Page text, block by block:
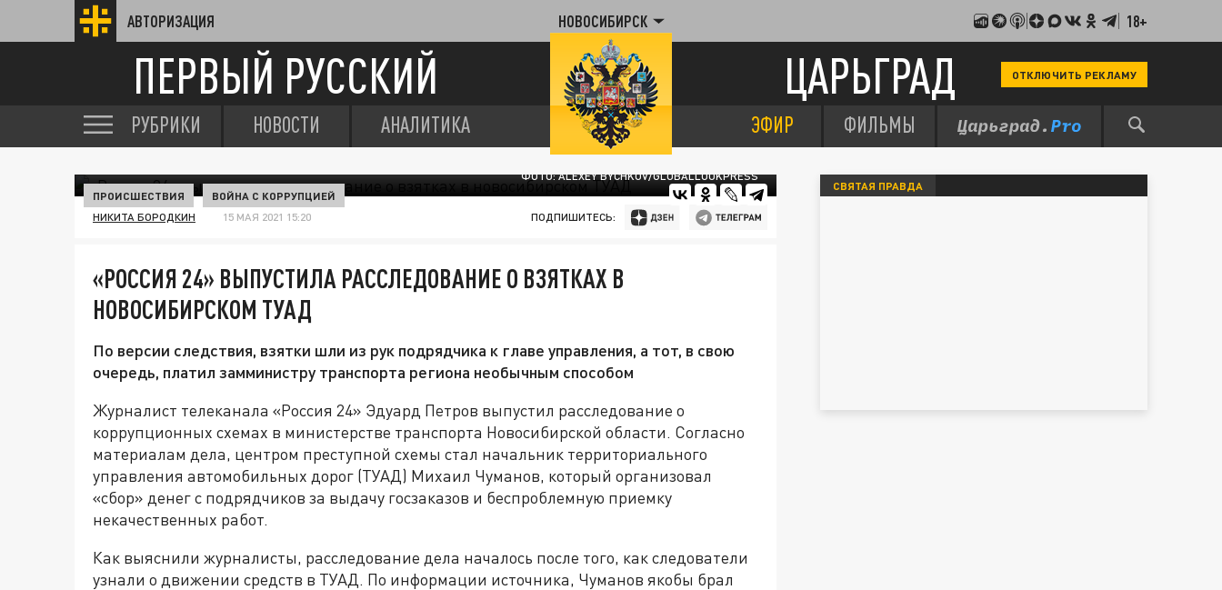
АВТОРИЗАЦИЯ НОВОСИБИРСК 18+
ПЕРВЫЙ РУССКИЙ ЦАРЬГРАД ОТКЛЮЧИТЬ РЕКЛАМУ
РУБРИКИ НОВОСТИ АНАЛИТИКА ЭФИР ФИЛЬМЫ
ФОТО: ALEXEY BYCHKOV/GLOBALLOOKPRESS
ПРОИСШЕСТВИЯ ВОЙНА С КОРРУПЦИЕЙ
НИКИТА БОРОДКИН 15 МАЯ 2021 15:20 ПОДПИШИТЕСЬ:
«РОССИЯ 24» ВЫПУСТИЛА РАССЛЕДОВАНИЕ О ВЗЯТКАХ В
НОВОСИБИРСКОМ ТУАД
По версии следствия, взятки шли из рук подрядчика к главе управления, а тот, в свою
очередь, платил замминистру транспорта региона необычным способом
Журналист телеканала «Россия 24» Эдуард Петров выпустил расследование о
коррупционных схемах в министерстве транспорта Новосибирской области. Согласно
материалам дела, центром преступной схемы стал начальник территориального
управления автомобильных дорог (ТУАД) Михаил Чуманов, который организовал
«сбор» денег с подрядчиков за выдачу госзаказов и беспроблемную приемку
некачественных работ.
Как выяснили журналисты, расследование дела началось после того, как следователи
узнали о движении средств в ТУАД. По информации источника, Чуманов якобы брал
СВЯТАЯ ПРАВДА